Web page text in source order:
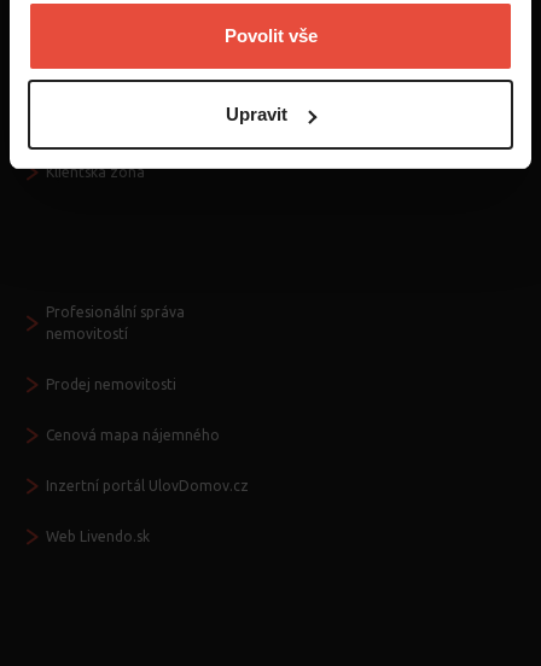
Povolit vše
Upravit
Daňová kalkulačka
Blog - rady pronajímatelům
Klientská zóna
Profesionální správa
nemovitostí
Prodej nemovitosti
Cenová mapa nájemného
Inzertní portál UlovDomov.cz
Web Livendo.sk